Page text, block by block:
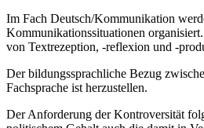
Im Fach Deutsch/Kommunikation
Kommunikationssituationen
von Textrezeption, -reflexion und -
Der bildungssprachliche Bezug
Fachsprache ist herzustellen.
Der Anforderung der Kontroversität